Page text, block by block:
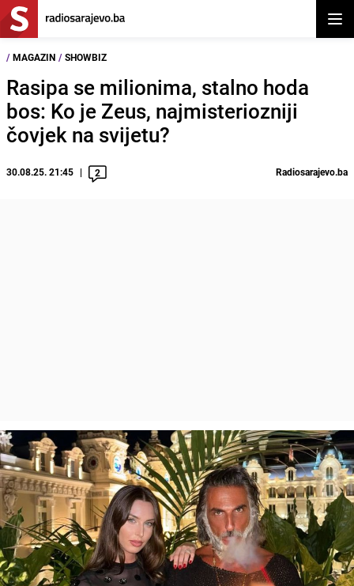
/ MAGAZIN / SHOWBIZ
Rasipa se milionima, stalno hoda
bos: Ko je Zeus, najmisteriozniji
čovjek na svijetu?
30.08.25. 21:45 2 Radiosarajevo.ba